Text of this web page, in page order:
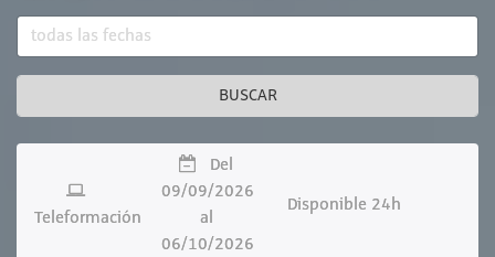
BUSCAR
Teleformación
Del
09/09/2026
al
06/10/2026
Disponible 24h